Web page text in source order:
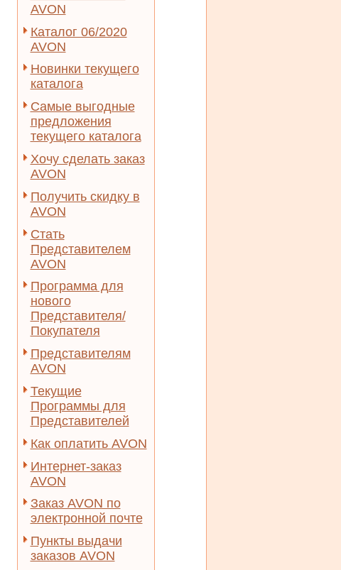
AVON
Каталог 06/2020
AVON
Новинки текущего
каталога
Самые выгодные
предложения
текущего каталога
Хочу сделать заказ
AVON
Получить скидку в
AVON
Стать
Представителем
AVON
Программа для
нового
Представителя/
Покупателя
Представителям
AVON
Текущие
Программы для
Представителей
Как оплатить AVON
Интернет-заказ
AVON
Заказ AVON по
электронной почте
Пункты выдачи
заказов AVON